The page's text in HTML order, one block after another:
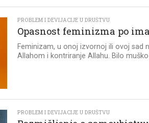
PROBLEM I DEVIJACIJE U DRUŠTVU
Opasnost feminizma po
Feminizam, u onoj izvornoj ili ovoj sad
Allahom i kontriranje Allahu. Bilo muško
PROBLEM I DEVIJACIJE U DRUŠTVU